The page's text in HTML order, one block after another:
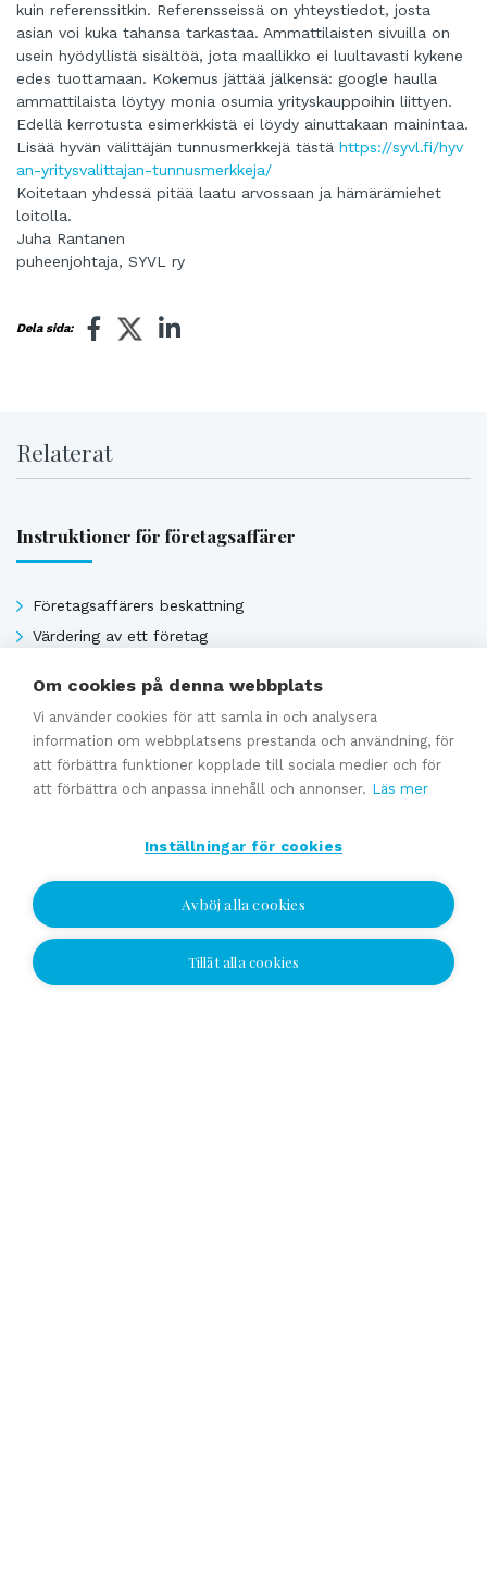
kuin referenssitkin. Referensseissä on yhteystiedot, josta
asian voi kuka tahansa tarkastaa. Ammattilaisten sivuilla on
usein hyödyllistä sisältöä, jota maallikko ei luultavasti kykene
edes tuottamaan. Kokemus jättää jälkensä: google haulla
ammattilaista löytyy monia osumia yrityskauppoihin liittyen.
Edellä kerrotusta esimerkkistä ei löydy ainuttakaan mainintaa.
Lisää hyvän välittäjän tunnusmerkkejä tästä https://syvl.fi/hyv
an-yritysvalittajan-tunnusmerkkeja/
Koitetaan yhdessä pitää laatu arvossaan ja hämärämiehet
loitolla.
Juha Rantanen
puheenjohtaja, SYVL ry
Dela sida:
Relaterat
Instruktioner för företagsaffärer
Företagsaffärers beskattning
Värdering av ett företag
Se alla
Förmedling av en företagsaffär
Generationsväxling och familjeföretagstjänster
Värdering
Uppskattat försäljningpris
Jag vill bli kontaktad
Om cookies på denna webbplats
Vi använder cookies för att samla in och analysera
information om webbplatsens prestanda och användning, för
att förbättra funktioner kopplade till sociala medier och för
att förbättra och anpassa innehåll och annonser. Läs mer
Inställningar för cookies
Avböj alla cookies
Tillåt alla cookies